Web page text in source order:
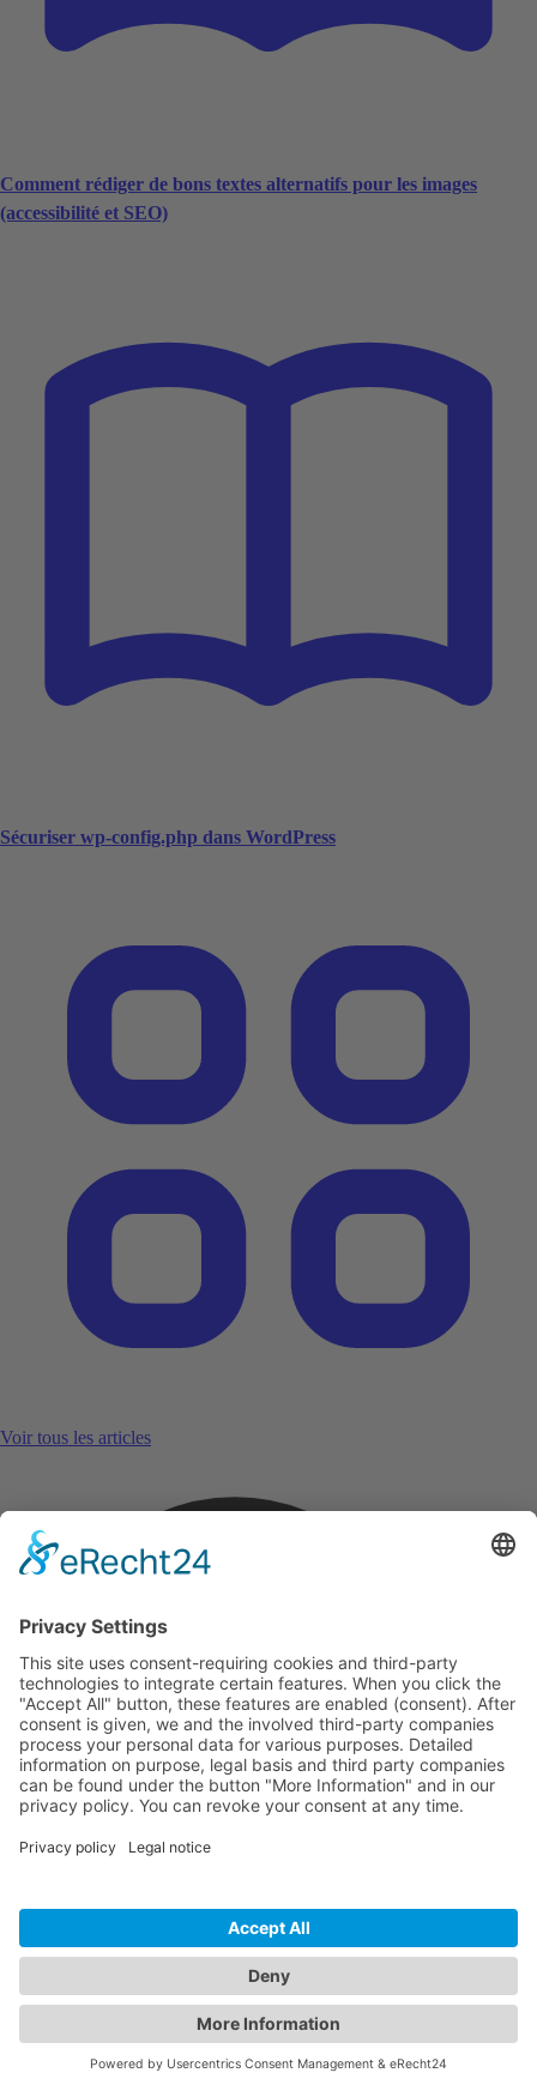
Comment rédiger de bons textes alternatifs pour les images
(accessibilité et SEO)
Sécuriser wp-config.php dans WordPress
Voir tous les articles
Vérifiez votre site WordPress dès maintenant